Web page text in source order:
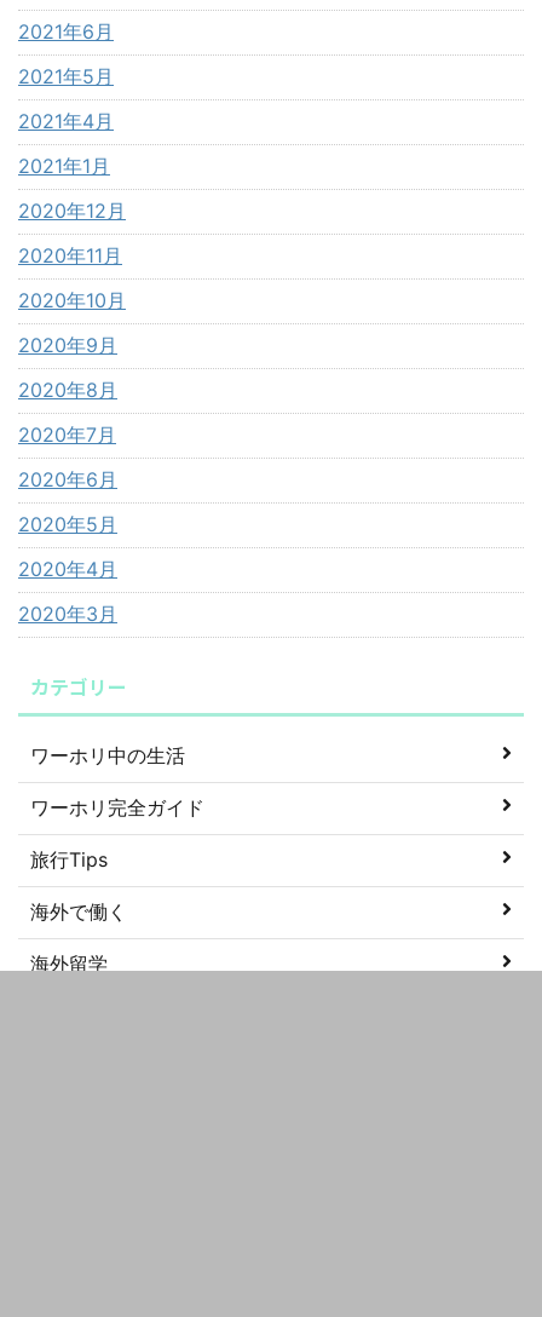
2021年6月
2021年5月
2021年4月
2021年1月
2020年12月
2020年11月
2020年10月
2020年9月
2020年8月
2020年7月
2020年6月
2020年5月
2020年4月
2020年3月
カテゴリー
ワーホリ中の生活
ワーホリ完全ガイド
旅行Tips
海外で働く
海外留学